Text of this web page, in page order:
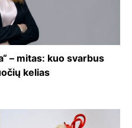
– mitas: kuo svarbus
kelias